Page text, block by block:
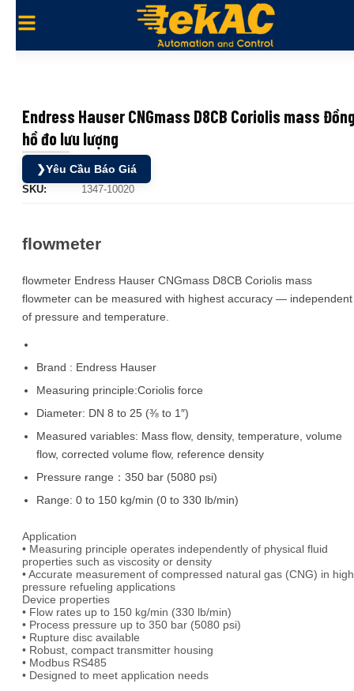
Endress Hauser CNGmass D8CB Coriolis mass
hồ đo lưu lượng
❯Yêu Cầu Báo Giá
SKU: 1347-10020
flowmeter
flowmeter Endress Hauser CNGmass D8CB Coriolis mass
flowmeter can be measured with highest accuracy — independent
of pressure and temperature.
Brand : Endress Hauser
Measuring principle:Coriolis force
Diameter: DN 8 to 25 (⅜ to 1″)
Measured variables: Mass flow, density, temperature, volume
flow, corrected volume flow, reference density
Pressure range：350 bar (5080 psi)
Range: 0 to 150 kg/min (0 to 330 lb/min)
Application
• Measuring principle operates independently of physical fluid
properties such as viscosity or density
• Accurate measurement of compressed natural gas (CNG) in high
pressure refueling applications
Device properties
• Flow rates up to 150 kg/min (330 lb/min)
• Process pressure up to 350 bar (5080 psi)
• Rupture disc available
• Robust, compact transmitter housing
• Modbus RS485
• Designed to meet application needs